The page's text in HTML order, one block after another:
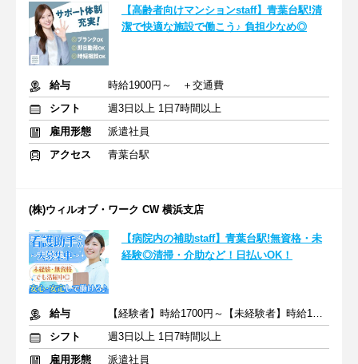
【高齢者向けマンションstaff】青葉台駅!清
潔で快適な施設で働こう♪ 負担少なめ◎
給与
時給1900円～ ＋交通費
シフト
週3日以上 1日7時間以上
雇用形態
派遣社員
アクセス
青葉台駅
(株)ウィルオブ・ワーク CW 横浜支店
【病院内の補助staff】青葉台駅!無資格・未
経験◎清掃・介助など！日払いOK！
給与
【経験者】時給1700円～【未経験者】時給1500円～ ＋交通費
シフト
週3日以上 1日7時間以上
雇用形態
派遣社員